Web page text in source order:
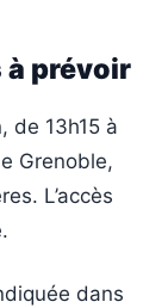
à prévoir
de 13h15 à
Grenoble,
L’accès
dans